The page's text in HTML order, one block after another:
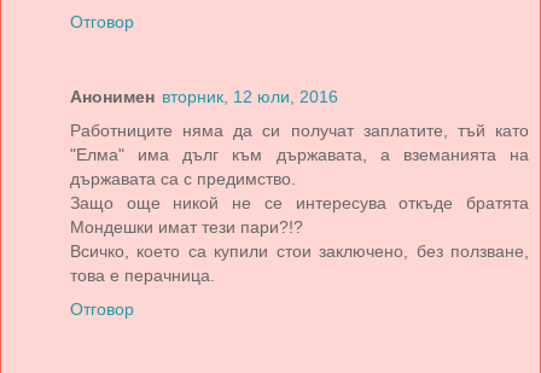
Отговор
Анонимен вторник, 12 юли, 2016
Работниците няма да си получат заплатите, тъй като
"Елма" има дълг към държавата, а вземанията на
държавата са с предимство.
Защо още никой не се интересува откъде братята
Мондешки имат тези пари?!?
Всичко, което са купили стои заключено, без ползване,
това е перачница.
Отговор